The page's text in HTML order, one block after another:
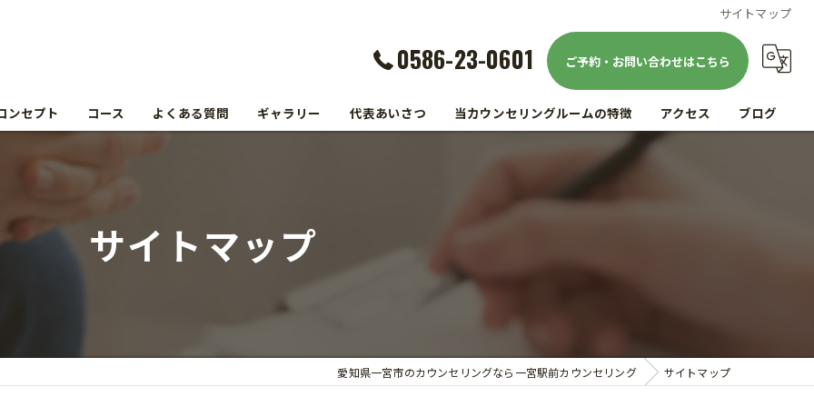
サイトマップ
0586-23-0601 ご予約・お問い合わせはこちら
ンセプト コース よくある質問 ギャラリー 代表あいさつ 当カウンセリングルームの特徴 アクセス ブログ
サイトマップ
愛知県一宮市のカウンセリングなら一宮駅前カウンセリング サイトマップ